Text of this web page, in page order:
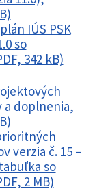
IÚS PSK
so
342 kB)
a doplnenia,
verzia č. 15 –
so
2 MB)